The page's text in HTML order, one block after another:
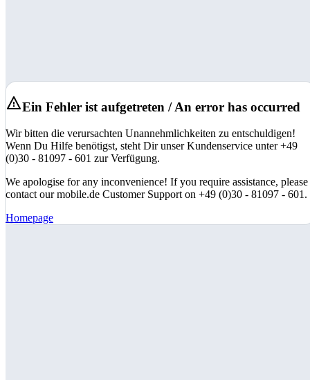
Ein Fehler ist aufgetreten / An error has occurred
Wir bitten die verursachten Unannehmlichkeiten zu entschuldigen!
Wenn Du Hilfe benötigst, steht Dir unser Kundenservice unter +49
(0)30 - 81097 - 601 zur Verfügung.
We apologise for any inconvenience! If you require assistance, please
contact our mobile.de Customer Support on +49 (0)30 - 81097 - 601.
Homepage